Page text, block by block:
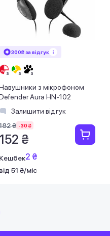
300₴ за відгук
з мікрофоном
Aura HN-102
Залишити відгук
₴ -30 ₴
152 ₴
Кешбек2 ₴
від 51 ₴/міс